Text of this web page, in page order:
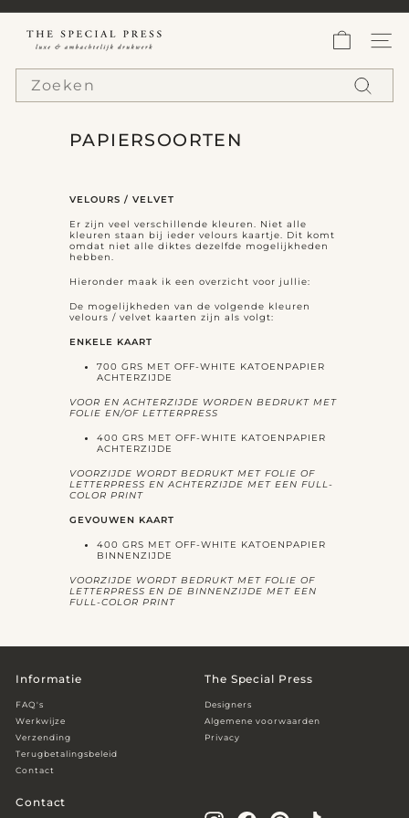
verder
T
e
p
Search
Zoeken
PAPIERSOORTEN
VELOURS / VELVET
Er zijn veel verschillende kleuren. Niet alle
kleuren staan bij ieder velours kaartje. Dit komt
omdat niet alle diktes dezelfde mogelijkheden
hebben.
Hieronder maak ik een overzicht voor jullie:
De mogelijkheden van de volgende kleuren
velours / velvet kaarten zijn als volgt:
ENKELE KAART
700 GRS MET OFF-WHITE KATOENPAPIER
ACHTERZIJDE
VOOR EN ACHTERZIJDE WORDEN BEDRUKT MET
FOLIE EN/OF LETTERPRESS
400 GRS MET OFF-WHITE KATOENPAPIER
ACHTERZIJDE
VOORZIJDE WORDT BEDRUKT MET FOLIE OF
LETTERPRESS EN ACHTERZIJDE MET EEN FULL-
COLOR PRINT
GEVOUWEN KAART
400 GRS MET OFF-WHITE KATOENPAPIER
BINNENZIJDE
VOORZIJDE WORDT BEDRUKT MET FOLIE OF
LETTERPRESS EN DE BINNENZIJDE MET EEN
FULL-COLOR PRINT
Informatie
FAQ's
Werkwijze
Verzending
Terugbetalingsbeleid
Contact
The Special Press
Designers
Algemene voorwaarden
Privacy
Contact
InstagramFacebookPinterest